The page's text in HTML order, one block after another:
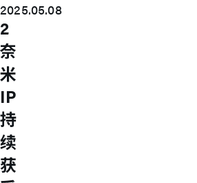
2025.05.08
2
奈
米
IP
持
续
获